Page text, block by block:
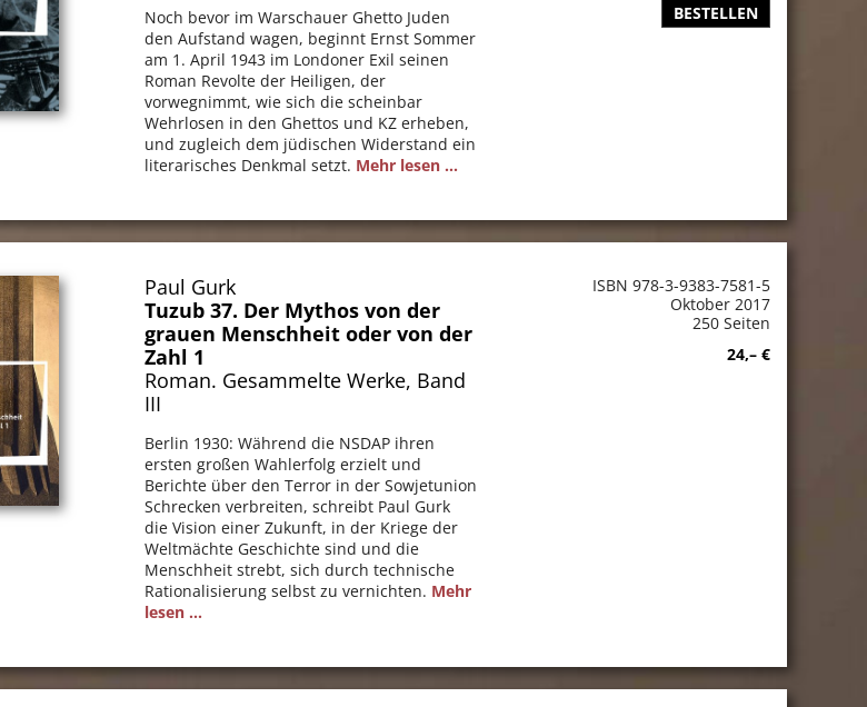
Noch bevor im Warschauer Ghetto Juden
den Aufstand wagen, beginnt Ernst Sommer
am 1. April 1943 im Londoner Exil seinen
Roman Revolte der Heiligen, der
vorwegnimmt, wie sich die scheinbar
Wehrlosen in den Ghettos und KZ erheben,
und zugleich dem jüdischen Widerstand ein
literarisches Denkmal setzt. Mehr lesen ...
BESTELLEN
Paul Gurk
Tuzub 37. Der Mythos von der
grauen Menschheit oder von der
Zahl 1
Roman. Gesammelte Werke, Band
III
Berlin 1930: Während die NSDAP ihren
ersten großen Wahlerfolg erzielt und
Berichte über den Terror in der Sowjetunion
Schrecken verbreiten, schreibt Paul Gurk
die Vision einer Zukunft, in der Kriege der
Weltmächte Geschichte sind und die
Menschheit strebt, sich durch technische
Rationalisierung selbst zu vernichten. Mehr
lesen ...
ISBN 978-3-9383-7581-5
Oktober 2017
250 Seiten
24,– €